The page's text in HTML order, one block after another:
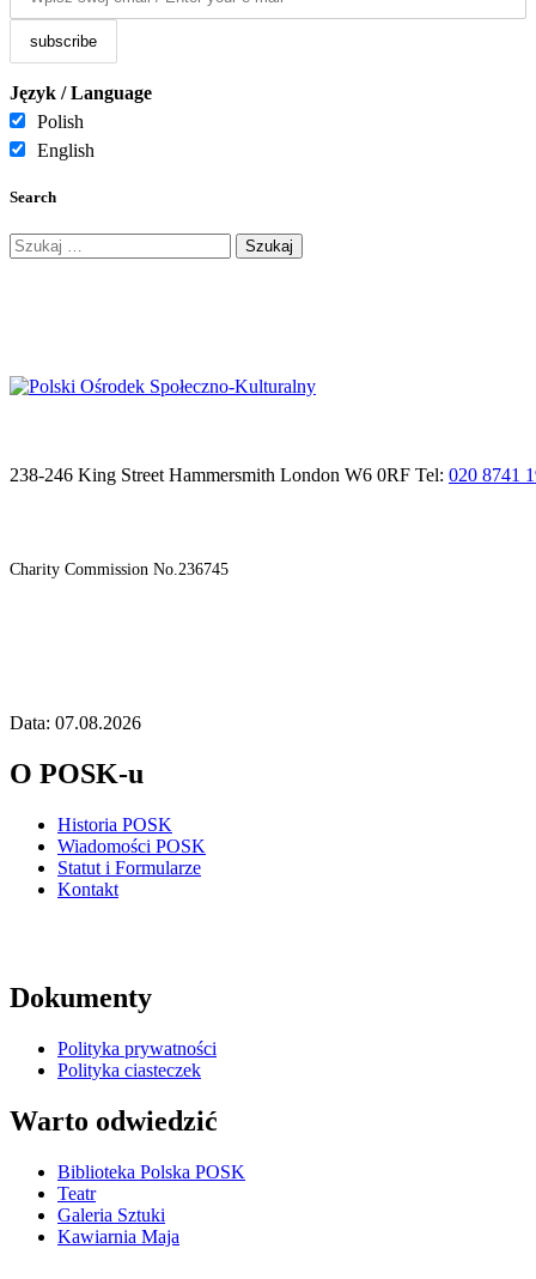
Język / Language
Polish
English
Search
Szukaj:
238-246 King Street Hammersmith London W6 0RF Tel: 020 8741
Charity Commission No.236745
Data: 07.08.2026
O POSK-u
Historia POSK
Wiadomości POSK
Statut i Formularze
Kontakt
Dokumenty
Polityka prywatności
Polityka ciasteczek
Warto odwiedzić
Biblioteka Polska POSK
Teatr
Galeria Sztuki
Kawiarnia Maja